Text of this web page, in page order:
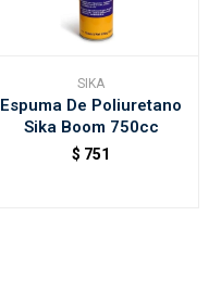
SIKA
Espuma De Poliuretano
Sika Boom 750cc
$ 751